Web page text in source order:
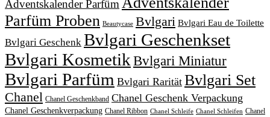
Adventskalender Parfüm
Parfüm Proben Beautycase Bvlgari Bvlgari Eau de Toilette
Bvlgari Geschenk Bvlgari Geschenkset
Bvlgari KosmetikBvlgari Miniatur
Bvlgari Parfüm Bvlgari Rarität Bvlgari Set
Chanel Chanel Geschenkband Chanel Geschenk Verpackung
Chanel Geschenkverpackung Chanel Ribbon Chanel Schleife Chanel Schleifen Chanel